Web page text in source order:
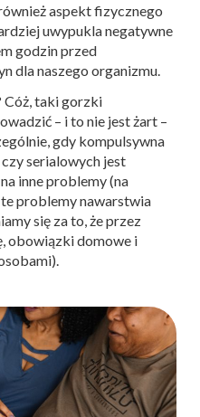
aspekt fizycznego
uwypukla negatywne
godzin przed
dla naszego organizmu.
Cóż, taki gorzki
– i to nie jest żart –
gdy kompulsywna
serialowych jest
inne problemy (na
problemy nawarstwia
się za to, że przez
obowiązki domowe i